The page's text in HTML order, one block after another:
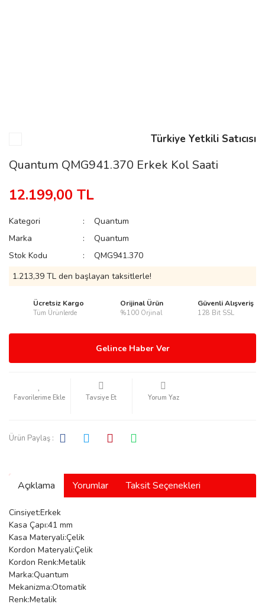
Manoir
Türkiye Yetkili Satıcısı
Quantum QMG941.370 Erkek Kol Saati
12.199,00 TL
Kategori
Quantum
Marka
Quantum
Stok Kodu
QMG941.370
1.213,39 TL den başlayan taksitlerle!
Ücretsiz Kargo
Tüm Ürünlerde
Orijinal Ürün
%100 Orjinal
Güvenli Alışveriş
128 Bit SSL
Gelince Haber Ver
Tavsiye Et Yorum Yaz
Ürün Paylaş :
Açıklama Yorumlar Taksit Seçenekleri
Cinsiyet:Erkek
Kasa Çapı:41 mm
Kasa Materyali:Çelik
Kordon Materyali:Çelik
Kordon Renk:Metalik
Marka:Quantum
Mekanizma:Otomatik
Renk:Metalik